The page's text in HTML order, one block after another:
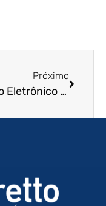
Próximo
Portão Eletrônico de Enrolar em Suzano – SP